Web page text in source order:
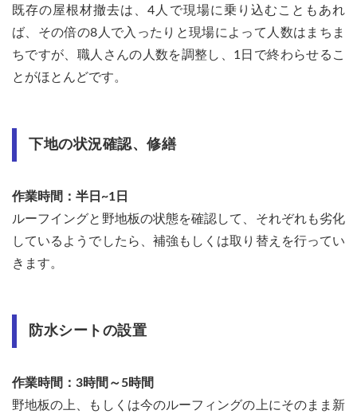
既存の屋根材撤去は、4人で現場に乗り込むこともあれ
ば、その倍の8人で入ったりと現場によって人数はまちま
ちですが、職人さんの人数を調整し、1日で終わらせるこ
とがほとんどです。
下地の状況確認、修繕
作業時間：半日~1日
ルーフイングと野地板の状態を確認して、それぞれも劣化
しているようでしたら、補強もしくは取り替えを行ってい
きます。
防水シートの設置
作業時間：3時間～5時間
野地板の上、もしくは今のルーフィングの上にそのまま新